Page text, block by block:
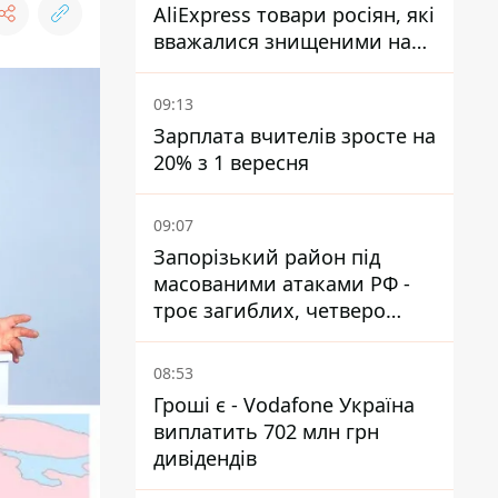
AliExpress товари росіян, які
вважалися знищеними на
складах
09:13
Зарплата вчителів зросте на
20% з 1 вересня
09:07
Запорізький район під
масованими атаками РФ -
троє загиблих, четверо
поранених
08:53
Гроші є - Vodafone Україна
виплатить 702 млн грн
дивідендів